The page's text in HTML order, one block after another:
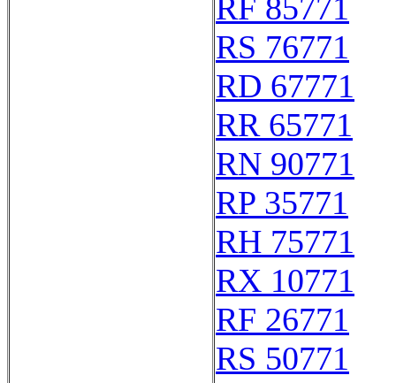
RF 85771
RS 76771
RD 67771
RR 65771
RN 90771
RP 35771
RH 75771
RX 10771
RF 26771
RS 50771